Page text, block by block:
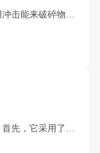
反击式破碎机（又称冲击式破碎机）是一种利用冲击能来破碎物料的破碎机械。机器工作时，在电动机的带动下，转子高速旋转，物料进入板锤作用区时，与转子上的板锤撞击破碎，后又被
圆锥破碎机在加工花岗岩方面具有显著的优势。首先，它采用了先进的设计和制造技术，具有更高的破碎效率和更低的能耗。这使得圆锥破碎机在加工花岗岩时能够实现高效的生